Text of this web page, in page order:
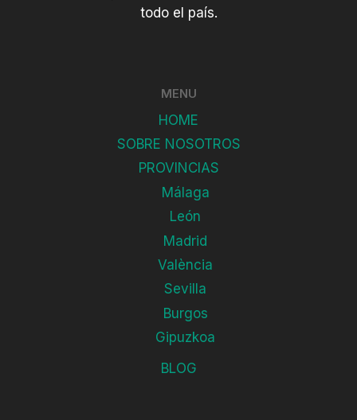
todo el país.
MENU
HOME
SOBRE NOSOTROS
PROVINCIAS
Málaga
León
Madrid
València
Sevilla
Burgos
Gipuzkoa
BLOG